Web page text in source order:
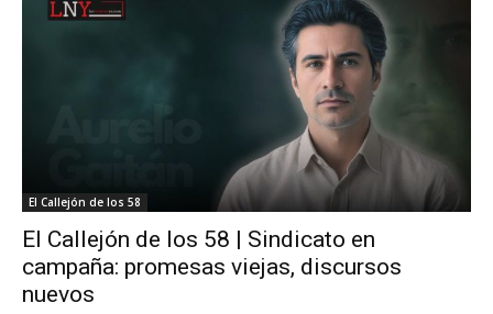
El Callejón de los 58
El Callejón de los 58 | Sindicato en
campaña: promesas viejas, discursos
nuevos